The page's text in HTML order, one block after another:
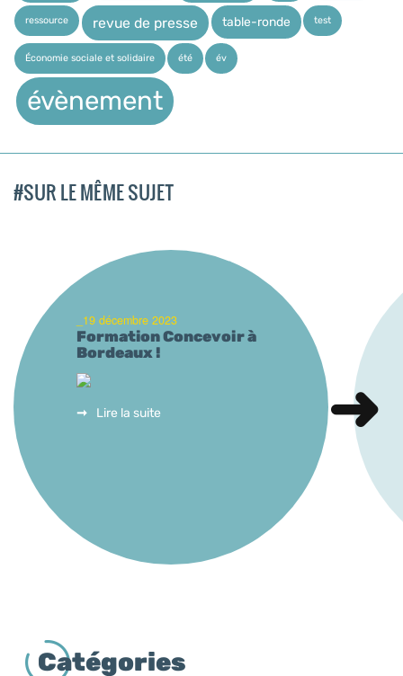
ressource revue de presse table-ronde test
Économie sociale et solidaire été év
évènement
#SUR LE MÊME SUJET
_19 décembre 2023
Formation Concevoir à
Bordeaux !
Lire la suite
Catégories